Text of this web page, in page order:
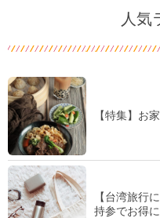
人気
【特集】お
【台湾旅行
持参でお得